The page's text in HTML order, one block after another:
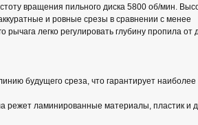
вращения пильного диска 5800 об/мин.
и ровные срезы в сравнении с менее
легко регулировать глубину пропила от
будущего среза, что гарантирует наиболее
режет ламинированные материалы, пластик и